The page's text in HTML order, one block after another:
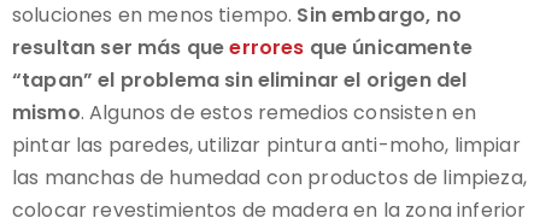
soluciones en menos tiempo. Sin embargo, no
resultan ser más queerrores que únicamente
“tapan” el problema sin eliminar el origen del
mismo. Algunos de estos remedios consisten en
pintar las paredes, utilizar pintura anti-moho, limpiar
las manchas de humedad con productos de limpieza,
colocar revestimientos de madera en la zona inferior